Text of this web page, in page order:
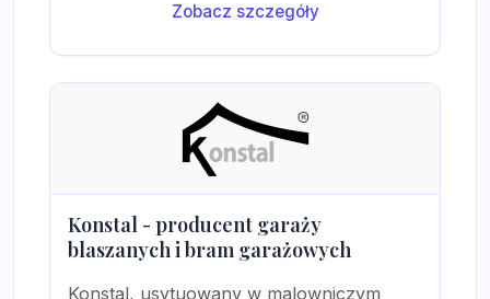
Zobacz szczegóły
Konstal - producent garaży
blaszanych i bram garażowych
Konstal, usytuowany w malowniczym